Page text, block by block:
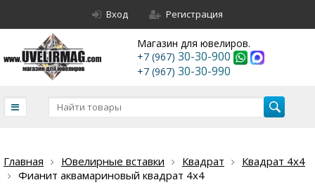
Вход Регистрация
Магазин для ювелиров.
+7 (967) 30-30-900
+7 (967) 30-30-990
Главная Ювелирные вставки Квадрат
Квадрат 4х4
Фианит аквамариновый квадрат 4х4